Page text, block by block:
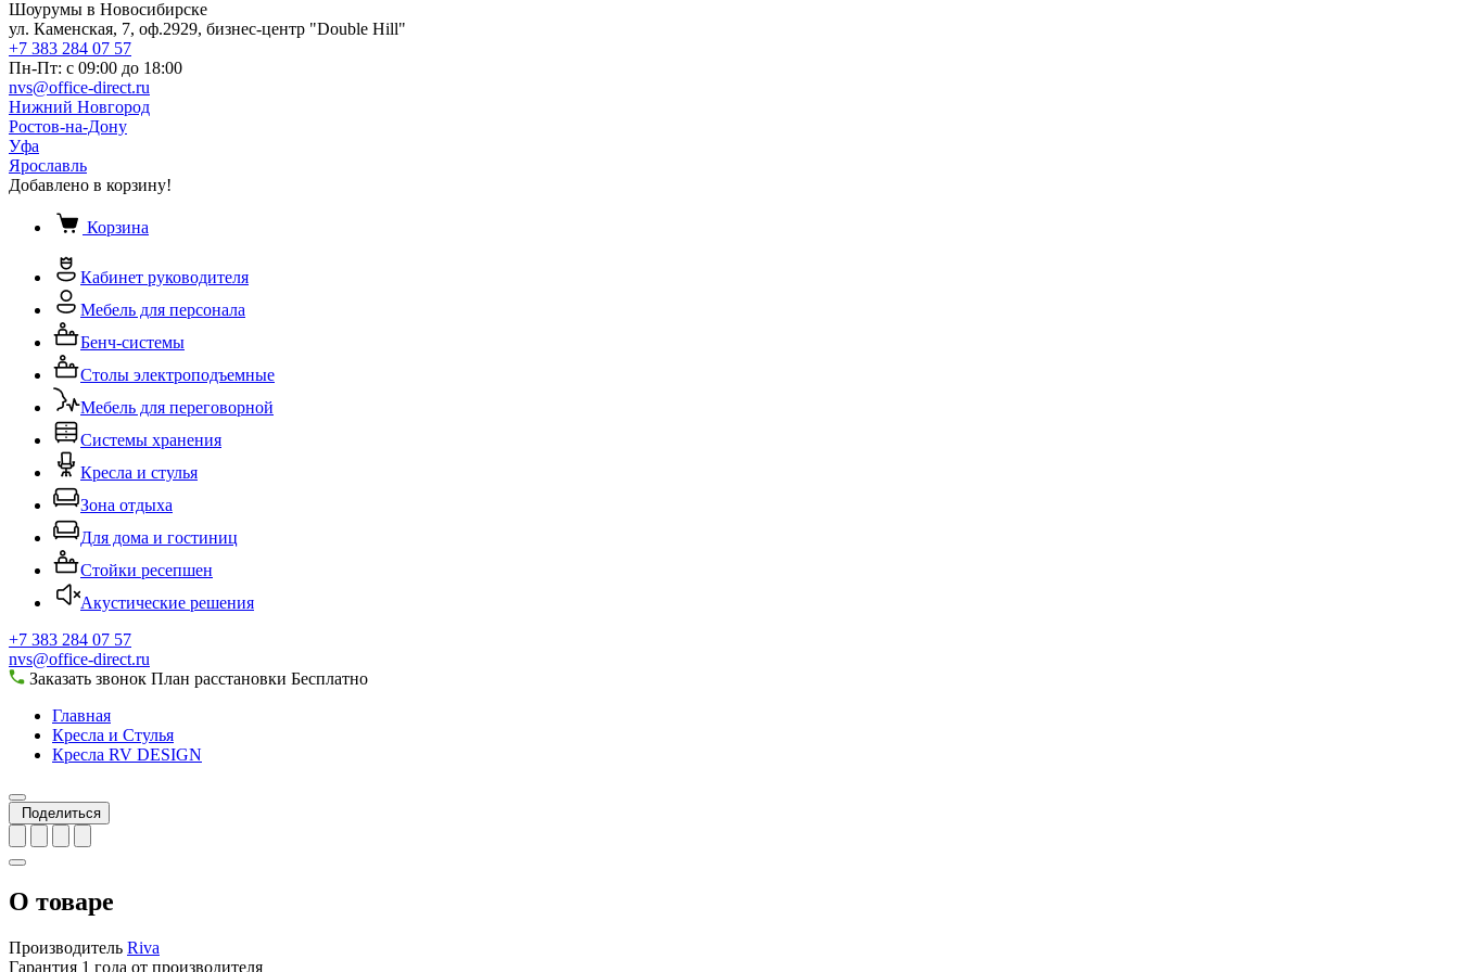
Шоурумы в Новосибирске
ул. Каменская, 7, оф.2929, бизнес-центр "Double Hill"
+7 383 284 07 57
Пн-Пт: с 09:00 до 18:00
nvs@office-direct.ru
Нижний Новгород
Ростов-на-Дону
Уфа
Ярославль
Добавлено в корзину!
Корзина
Кабинет руководителя
Мебель для персонала
Бенч-системы
Столы электроподъемные
Мебель для переговорной
Системы хранения
Кресла и стулья
Зона отдыха
Для дома и гостиниц
Стойки ресепшен
Акустические решения
+7 383 284 07 57
nvs@office-direct.ru
Заказать звонок План расстановки Бесплатно
Главная
Кресла и Стулья
Кресла RV DESIGN
Поделиться
О товаре
Производитель Riva
Гарантия 1 года от производителя